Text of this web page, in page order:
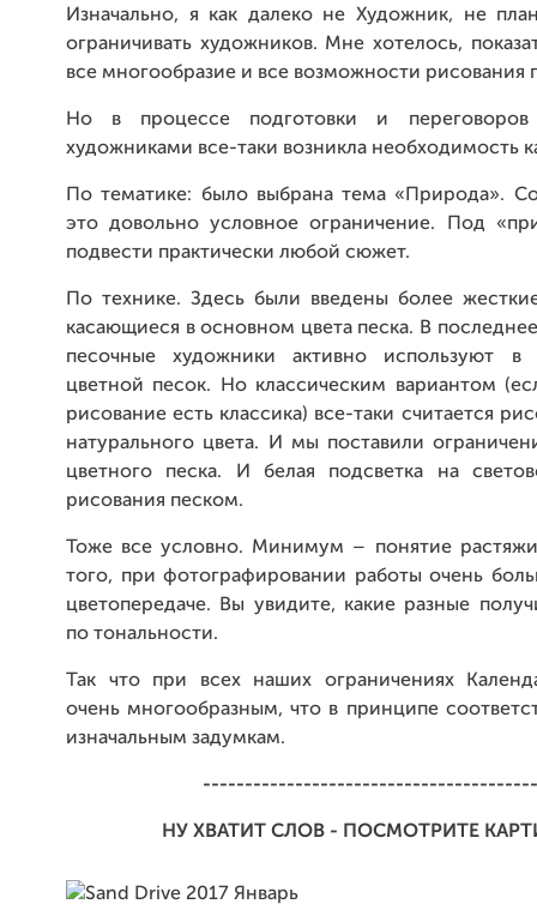
Изначально, я как далеко не Художник, не
ограничивать художников. Мне хотелось,
все многообразие и все возможности рисования
Но в процессе подготовки и
художниками все-таки возникла необходимость
По тематике: было выбрана тема «Природа».
это довольно условное ограничение. Под
подвести практически любой сюжет.
По технике. Здесь были введены более
касающиеся в основном цвета песка. В
песочные художники активно используют в
цветной песок. Но классическим вариантом
рисование есть классика) все-таки считается
натурального цвета. И мы поставили
цветного песка. И белая подсветка на
рисования песком.
Тоже все условно. Минимум – понятие
того, при фотографировании работы очень
цветопередаче. Вы увидите, какие разные
по тональности.
Так что при всех наших ограничениях
очень многообразным, что в принципе
изначальным задумкам.
----------------------------------------
НУ ХВАТИТ СЛОВ - ПОСМОТРИТЕ